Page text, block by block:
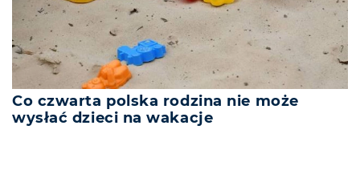
Co czwarta polska rodzina nie może
wysłać dzieci na wakacje